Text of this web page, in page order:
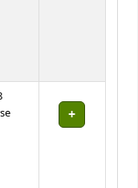
below)